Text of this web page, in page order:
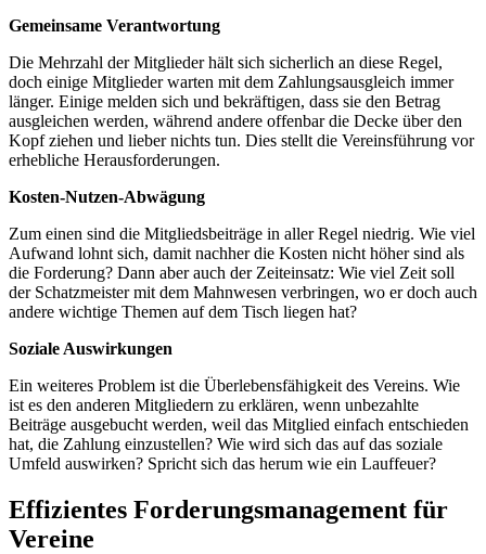
Gemeinsame Verantwortung
Die Mehrzahl der Mitglieder hält sich sicherlich an diese Regel,
doch einige Mitglieder warten mit dem Zahlungsausgleich immer
länger. Einige melden sich und bekräftigen, dass sie den Betrag
ausgleichen werden, während andere offenbar die Decke über den
Kopf ziehen und lieber nichts tun. Dies stellt die Vereinsführung vor
erhebliche Herausforderungen.
Kosten-Nutzen-Abwägung
Zum einen sind die Mitgliedsbeiträge in aller Regel niedrig. Wie viel
Aufwand lohnt sich, damit nachher die Kosten nicht höher sind als
die Forderung? Dann aber auch der Zeiteinsatz: Wie viel Zeit soll
der Schatzmeister mit dem Mahnwesen verbringen, wo er doch auch
andere wichtige Themen auf dem Tisch liegen hat?
Soziale Auswirkungen
Ein weiteres Problem ist die Überlebensfähigkeit des Vereins. Wie
ist es den anderen Mitgliedern zu erklären, wenn unbezahlte
Beiträge ausgebucht werden, weil das Mitglied einfach entschieden
hat, die Zahlung einzustellen? Wie wird sich das auf das soziale
Umfeld auswirken? Spricht sich das herum wie ein Lauffeuer?
Effizientes Forderungsmanagement für
Vereine